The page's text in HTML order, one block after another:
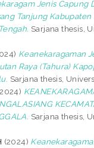
Jenis Capung
Tanjung
Sarjana thesis,
Keanekaragaman
Raya (Tahura)
Sarjana thesis,
Sarjana thesis,
(2024)